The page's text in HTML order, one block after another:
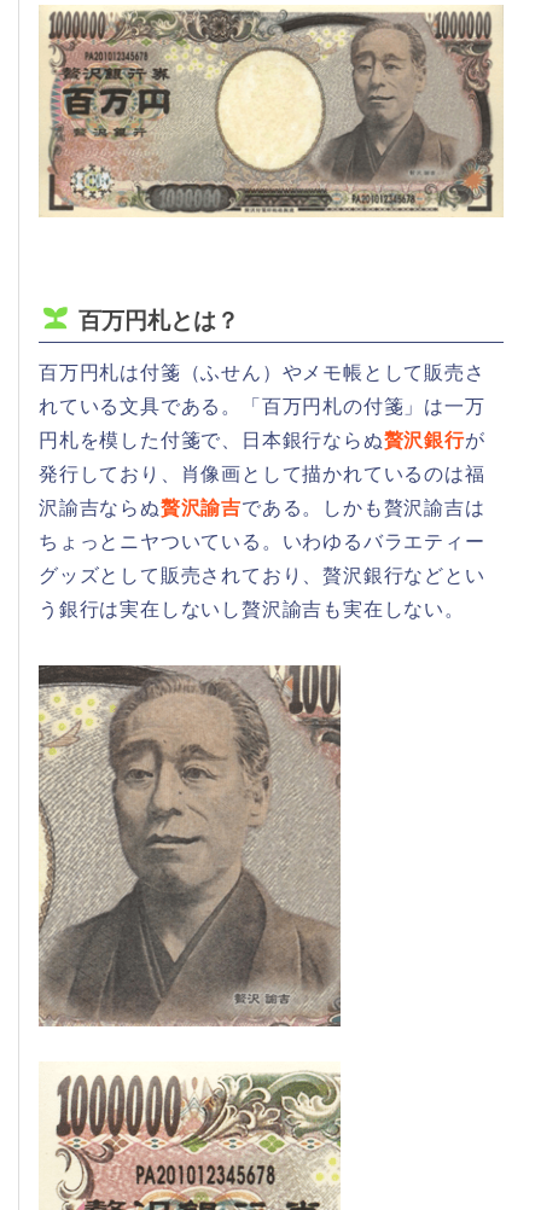
百万円札とは？
百万円札は付箋（ふせん）やメモ帳として販売さ
れている文具である。「百万円札の付箋」は一万
円札を模した付箋で、日本銀行ならぬ贅沢銀行が
発行しており、肖像画として描かれているのは福
沢諭吉ならぬ贅沢諭吉である。しかも贅沢諭吉は
ちょっとニヤついている。いわゆるバラエティー
グッズとして販売されており、贅沢銀行などとい
う銀行は実在しないし贅沢諭吉も実在しない。